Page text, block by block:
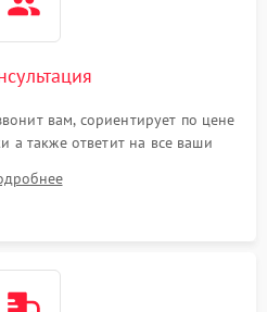
вам, сориентирует по цене
а также ответит на все ваши